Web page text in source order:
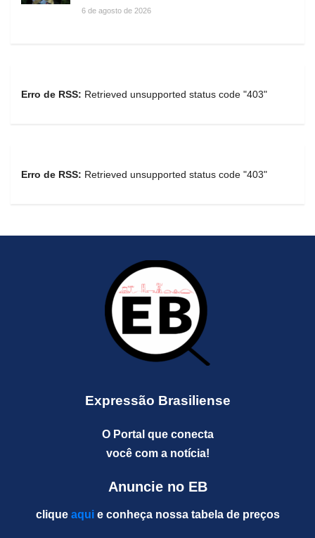
6 de agosto de 2026
Erro de RSS: Retrieved unsupported status code "403"
Erro de RSS: Retrieved unsupported status code "403"
Expressão Brasiliense
O Portal que conecta
você com a notícia!
Anuncie no EB
clique aquie conheça nossa tabela de preços